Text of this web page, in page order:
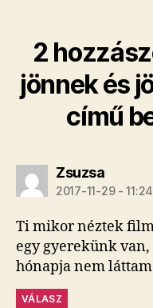
2
jönnek és
című
Zsuzsaszerint:
2017-11-29 - 11:24
Ti mikor néztek
egy gyerekünk van,
hónapja nem
VÁLASZ